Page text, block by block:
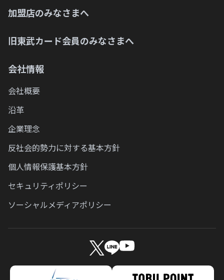
加盟店のみなさまへ
旧東武カード会員のみなさまへ
会社情報
会社概要
沿革
企業理念
反社会的勢力に対する基本方針
個人情報保護基本方針
セキュリティポリシー
ソーシャルメディアポリシー